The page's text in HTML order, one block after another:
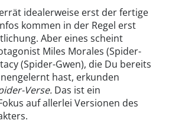
idealerweise erst der fertige
kommen in der Regel erst
Aber eines scheint
Miles Morales (Spider-
(Spider-Gwen), die Du bereits
hast, erkunden
Verse. Das ist ein
auf allerlei Versionen des